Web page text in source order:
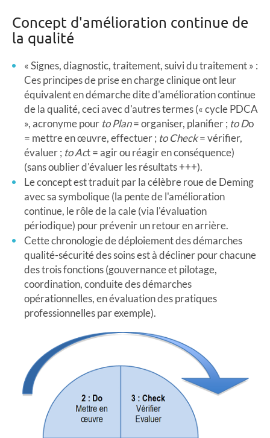
Concept d'amélioration continue de
la qualité
« Signes, diagnostic, traitement, suivi du traitement » :
Ces principes de prise en charge clinique ont leur
équivalent en démarche dite d'amélioration continue
de la qualité, ceci avec d'autres termes (« cycle PDCA
», acronyme pour to Plan= organiser, planifier ; to Do
= mettre en œuvre, effectuer ; to Check= vérifier,
évaluer ; to Act = agir ou réagir en conséquence)
(sans oublier d'évaluer les résultats +++).
Le concept est traduit par la célèbre roue de Deming
avec sa symbolique (la pente de l'amélioration
continue, le rôle de la cale (via l'évaluation
périodique) pour prévenir un retour en arrière.
Cette chronologie de déploiement des démarches
qualité-sécurité des soins est à décliner pour chacune
des trois fonctions (gouvernance et pilotage,
coordination, conduite des démarches
opérationnelles, en évaluation des pratiques
professionnelles par exemple).